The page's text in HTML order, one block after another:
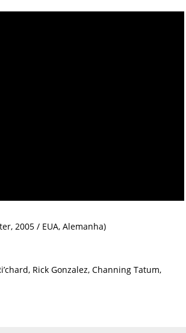
2005 / EUA, Alemanha)
Rick Gonzalez, Channing Tatum,